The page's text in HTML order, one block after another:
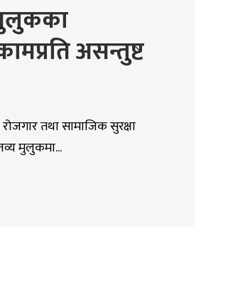
असन्तुष्ट
तथा सामाजिक सुरक्षा
मुलुकमा...